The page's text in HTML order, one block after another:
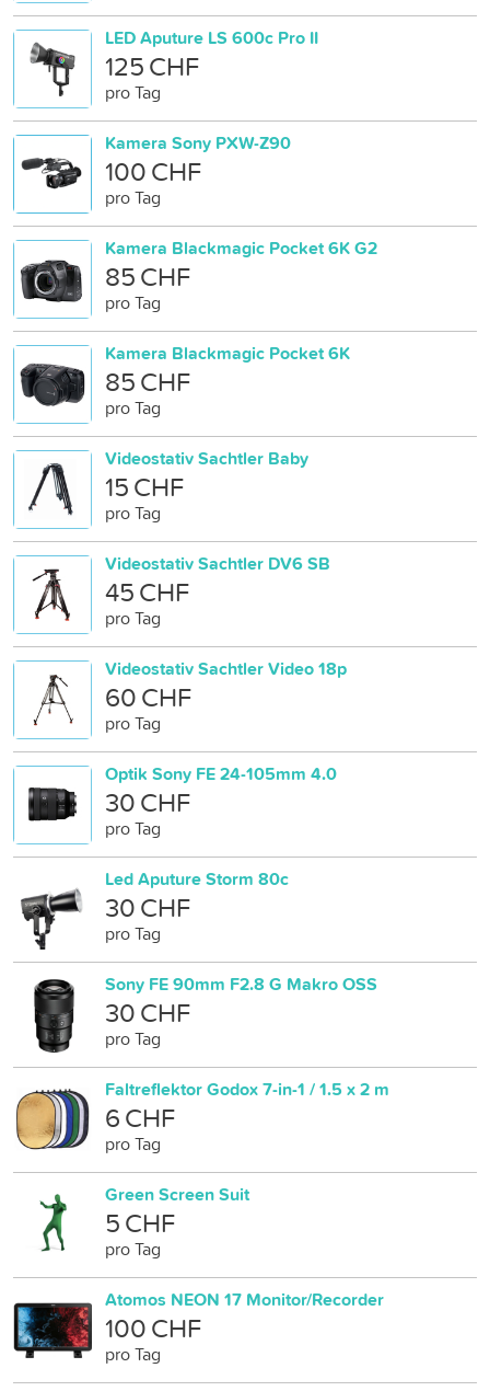
LED Aputure LS 600c Pro II
125 CHF
pro Tag
Kamera Sony PXW-Z90
100 CHF
pro Tag
Kamera Blackmagic Pocket 6K G2
85 CHF
pro Tag
Kamera Blackmagic Pocket 6K
85 CHF
pro Tag
Videostativ Sachtler Baby
15 CHF
pro Tag
Videostativ Sachtler DV6 SB
45 CHF
pro Tag
Videostativ Sachtler Video 18p
60 CHF
pro Tag
Optik Sony FE 24-105mm 4.0
30 CHF
pro Tag
Led Aputure Storm 80c
30 CHF
pro Tag
Sony FE 90mm F2.8 G Makro OSS
30 CHF
pro Tag
Faltreflektor Godox 7-in-1 / 1.5 x 2 m
6 CHF
pro Tag
Green Screen Suit
5 CHF
pro Tag
Atomos NEON 17 Monitor/Recorder
100 CHF
pro Tag